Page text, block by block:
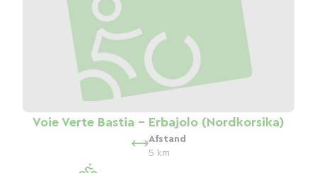
Voie Verte Bastia - Erbajolo (Nordkorsika)
Afstand
5 km